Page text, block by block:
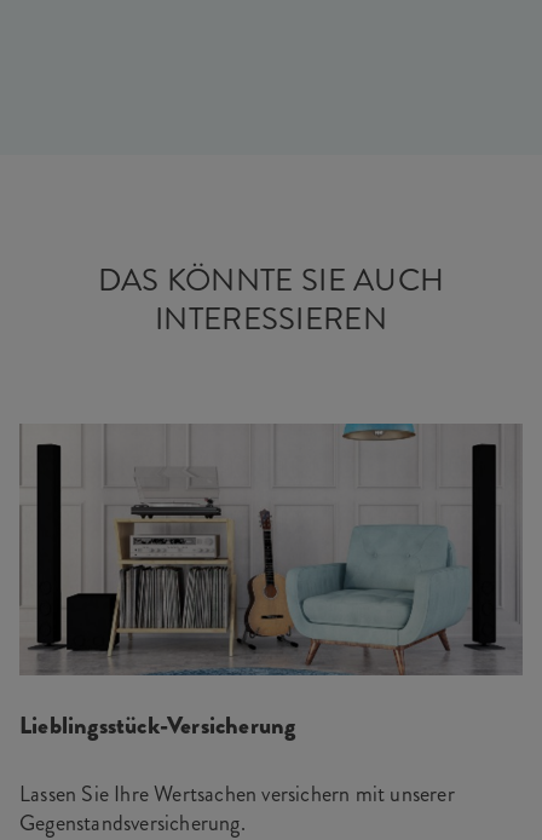
DAS KÖNNTE SIE AUCH
INTERESSIEREN
Lieblingsstück-Versicherung
Lassen Sie Ihre Wertsachen versichern mit unserer
Gegenstandsversicherung.